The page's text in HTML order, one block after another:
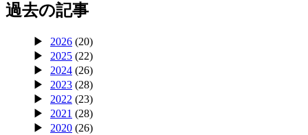
過去の記事
2026 (20)
2025 (22)
2024 (26)
2023 (28)
2022 (23)
2021 (28)
2020 (26)